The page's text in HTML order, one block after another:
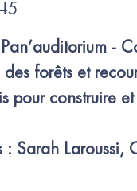
-
forêts et
pour construire
: Sarah Laroussi,